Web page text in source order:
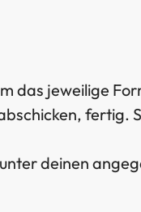
das jeweilige
fertig.
deinen